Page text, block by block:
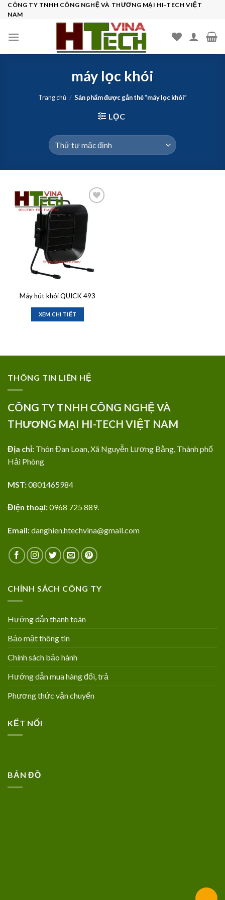
SkipCÔNG TY TNHH CÔNG NGHỆ VÀ THƯƠNG MẠI HI-TECH VIỆT
NAM
máy lọc khói
Trang chủ / Sản phẩm được gắn thẻ “máy lọc khói”
LỌC
Add to
wishlist
Máy hút khói QUICK 493
XEM CHI TIẾT
THÔNG TIN LIÊN HỆ
CÔNG TY TNHH CÔNG NGHỆ VÀ
THƯƠNG MẠI HI-TECH VIỆT NAM
Địa chỉ: Thôn Đan Loan, Xã Nguyễn Lương Bằng, Thành phố
Hải Phòng
MST:0801465984
Điện thoại:0968 725 889.
Email:danghien.htechvina@gmail.com
CHÍNH SÁCH CÔNG TY
Hướng dẫn thanh toán
Bảo mật thông tin
Chính sách bảo hành
Hướng dẫn mua hàng đổi, trả
Phương thức vận chuyển
KẾT NỐI
BẢN ĐỒ